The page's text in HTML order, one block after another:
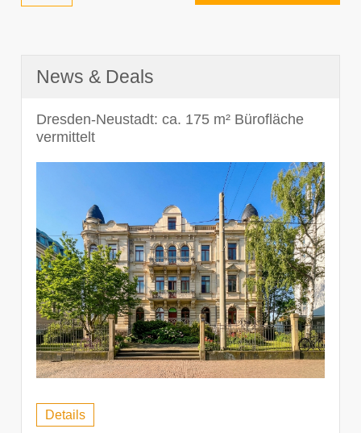
News & Deals
Dresden-Neustadt: ca. 175 m² Bürofläche
vermittelt
Details